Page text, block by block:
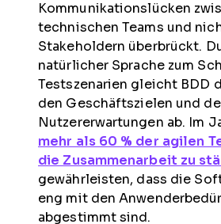
Kommunikationslücken
technischen Teams und
Stakeholdern überbrückt.
natürlicher Sprache zum
Testszenarien gleicht BDD
den Geschäftszielen und
Nutzererwartungen ab. Im
mehr als 60 % der agilen
die Zusammenarbeit zu
gewährleisten, dass die
eng mit den
abgestimmt sind.